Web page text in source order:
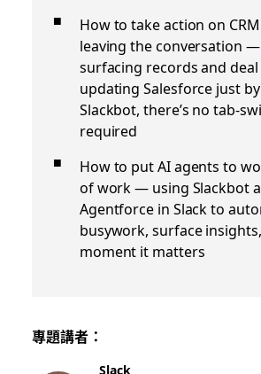
How to take action on
leaving the conversation
surfacing records and
updating Salesforce just
Slackbot, there’s no tab-
required
How to put AI agents to
of work — using Slackbot
Agentforce in Slack to
busywork, surface
moment it matters
專題講者：
Slack